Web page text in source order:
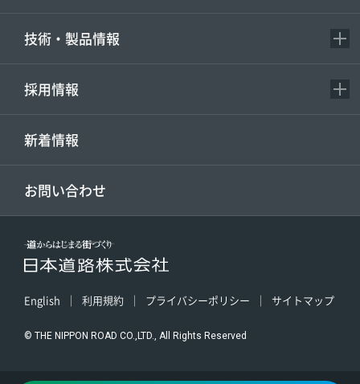
技術・製品情報
採用情報
新着情報
お問い合わせ
English 利用規約 プライバシーポリシー サイトマップ
© THE NIPPON ROAD CO.,LTD., All Rights Reserved